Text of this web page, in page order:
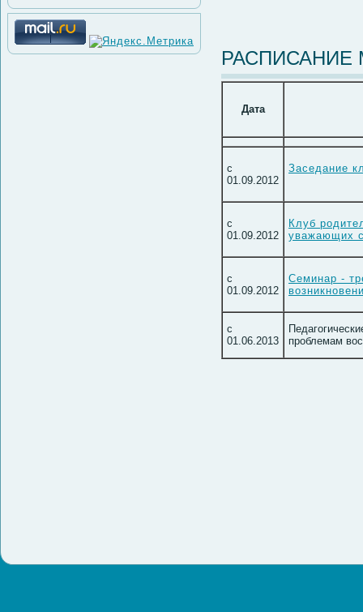
РАСПИСАНИЕ
Дата
с
01.09.2012
Заседание
с
01.09.2012
Клуб
уважающих
с
01.09.2012
Семинар -
с
01.06.2013
проблемам